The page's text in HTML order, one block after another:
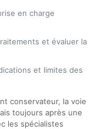
en charge
et évaluer la
et limites des
conservateur, la voie
toujours après une
les spécialistes